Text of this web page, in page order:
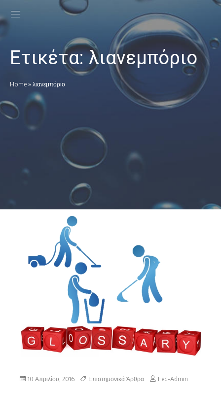
Ετικέτα:λιανεμπόριο
Home » λιανεμπόριο
10 Απριλίου, 2016 Επιστημονικά Άρθρα Fed-Admin